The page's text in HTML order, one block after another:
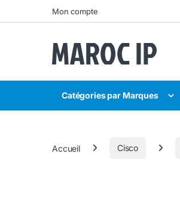
Skip to navigation
Skip to contentMon compte
Catégories par Marques
Accueil Cisco